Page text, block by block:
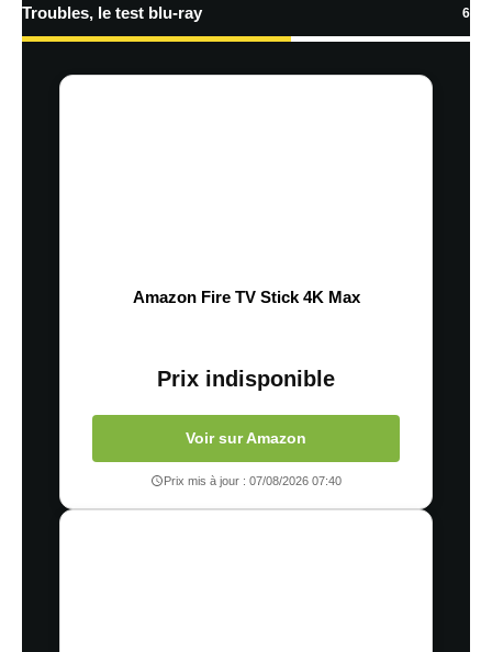
Troubles, le test blu-ray 6
Amazon Fire TV Stick 4K Max
Prix indisponible
Voir sur Amazon
Prix mis à jour : 07/08/2026 07:40